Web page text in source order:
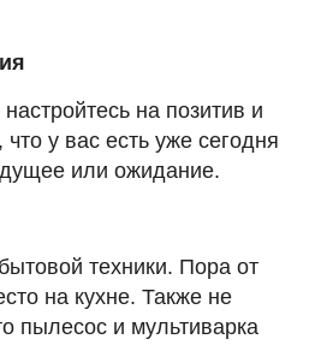
на позитив и
у вас есть уже сегодня
или ожидание.
техники. Пора от
на кухне. Также не
пылесос и мультиварка